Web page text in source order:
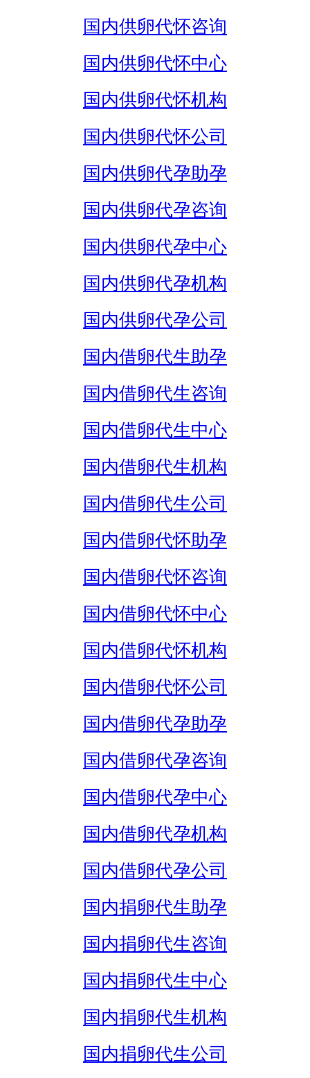
国内供卵代怀咨询
国内供卵代怀中心
国内供卵代怀机构
国内供卵代怀公司
国内供卵代孕助孕
国内供卵代孕咨询
国内供卵代孕中心
国内供卵代孕机构
国内供卵代孕公司
国内借卵代生助孕
国内借卵代生咨询
国内借卵代生中心
国内借卵代生机构
国内借卵代生公司
国内借卵代怀助孕
国内借卵代怀咨询
国内借卵代怀中心
国内借卵代怀机构
国内借卵代怀公司
国内借卵代孕助孕
国内借卵代孕咨询
国内借卵代孕中心
国内借卵代孕机构
国内借卵代孕公司
国内捐卵代生助孕
国内捐卵代生咨询
国内捐卵代生中心
国内捐卵代生机构
国内捐卵代生公司